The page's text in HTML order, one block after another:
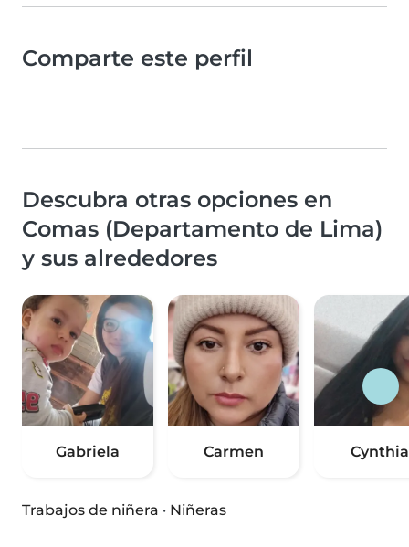
Comparte este perfil
Descubra otras opciones en
Comas (Departamento de Lima)
y sus alrededores
Gabriela Carmen Cynthia
Trabajos de niñera · Niñeras